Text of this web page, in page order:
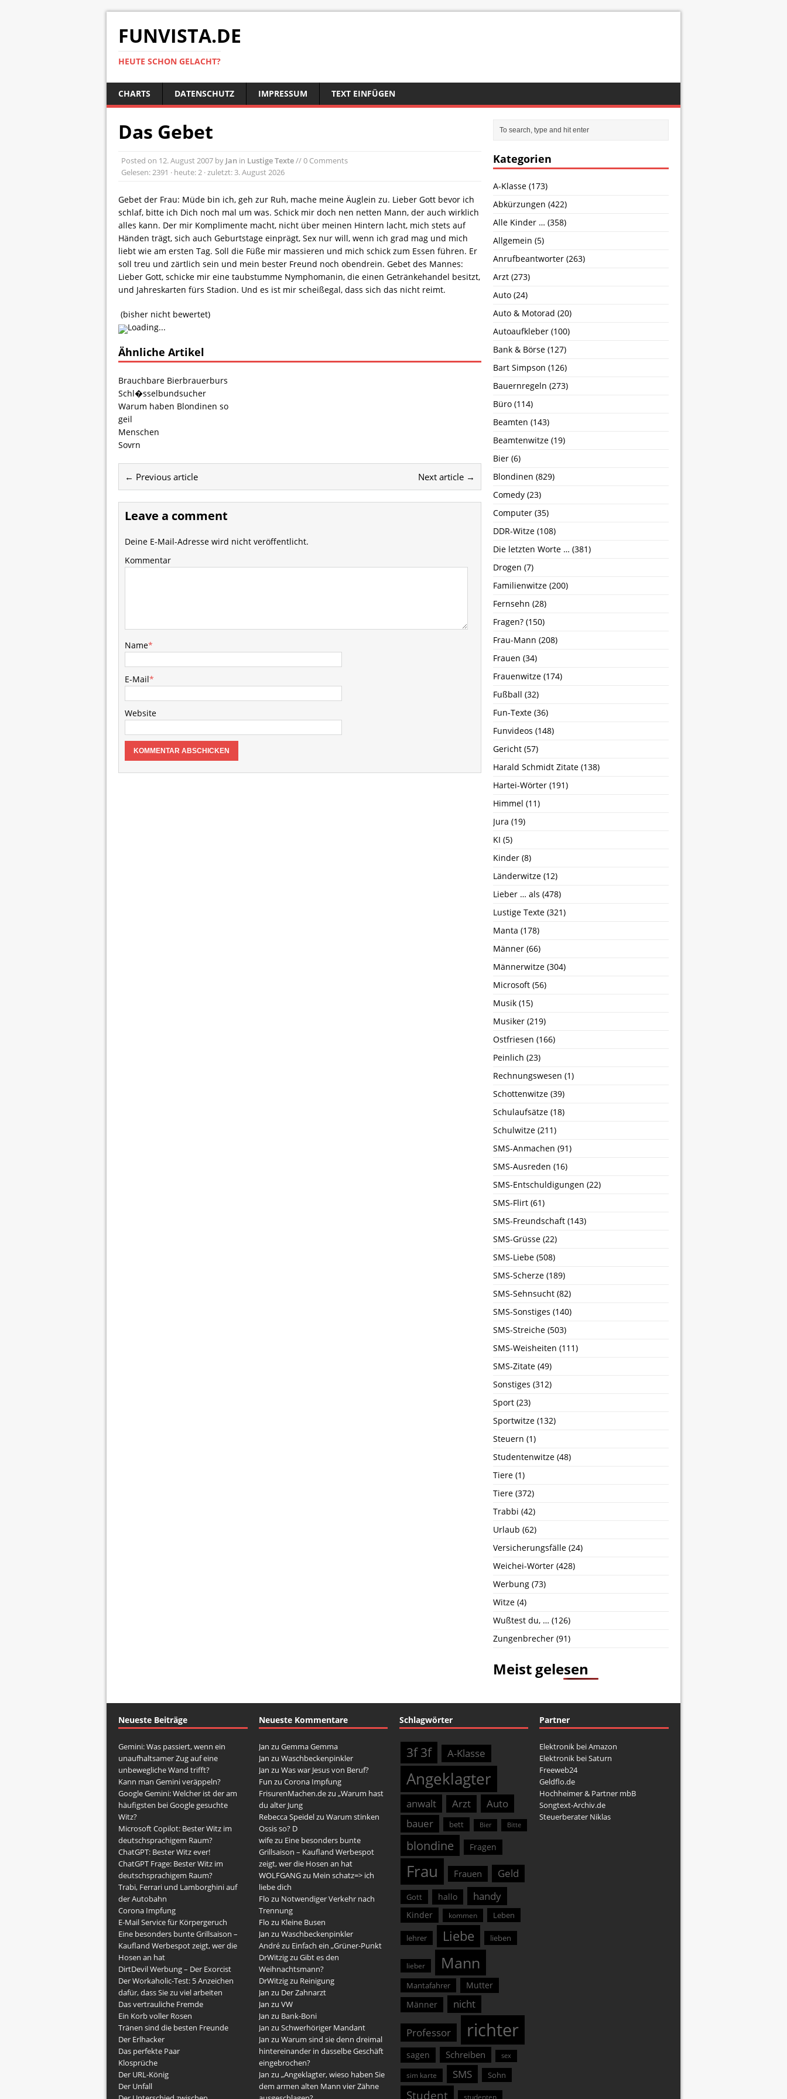
FUNVISTA.DE
HEUTE SCHON GELACHT?
CHARTS DATENSCHUTZ IMPRESSUM TEXT EINFÜGEN
Das Gebet
Posted on 12. August 2007 by Jan in Lustige Texte// 0 Comments
Gelesen: 2391 · heute: 2 · zuletzt: 3. August 2026
Gebet der Frau: Müde bin ich, geh zur Ruh, mache meine Äuglein zu. Lieber Gott bevor ich
schlaf, bitte ich Dich noch mal um was. Schick mir doch nen netten Mann, der auch wirklich
alles kann. Der mir Komplimente macht, nicht über meinen Hintern lacht, mich stets auf
Händen trägt, sich auch Geburtstage einprägt, Sex nur will, wenn ich grad mag und mich
liebt wie am ersten Tag. Soll die Füße mir massieren und mich schick zum Essen führen. Er
soll treu und zärtlich sein und mein bester Freund noch obendrein. Gebet des Mannes:
Lieber Gott, schicke mir eine taubstumme Nymphomanin, die einen Getränkehandel besitzt,
und Jahreskarten fürs Stadion. Und es ist mir scheißegal, dass sich das nicht reimt.
(bisher nicht bewertet)
Loading...
Ähnliche Artikel
Brauchbare Bierbrauerburs
Schl�sselbundsucher
Warum haben Blondinen so
geil
Menschen
Sovrn
← Previous article Next article →
Leave a comment
Deine E-Mail-Adresse wird nicht veröffentlicht.
Kommentar
Name*
E-Mail*
Website
Kategorien
A-Klasse (173)
Abkürzungen (422)
Alle Kinder … (358)
Allgemein (5)
Anrufbeantworter (263)
Arzt (273)
Auto (24)
Auto & Motorad (20)
Autoaufkleber (100)
Bank & Börse (127)
Bart Simpson (126)
Bauernregeln (273)
Büro (114)
Beamten (143)
Beamtenwitze (19)
Bier (6)
Blondinen (829)
Comedy (23)
Computer (35)
DDR-Witze (108)
Die letzten Worte … (381)
Drogen (7)
Familienwitze (200)
Fernsehn (28)
Fragen? (150)
Frau-Mann (208)
Frauen (34)
Frauenwitze (174)
Fußball (32)
Fun-Texte (36)
Funvideos (148)
Gericht (57)
Harald Schmidt Zitate (138)
Hartei-Wörter (191)
Himmel (11)
Jura (19)
KI (5)
Kinder (8)
Länderwitze (12)
Lieber … als (478)
Lustige Texte (321)
Manta (178)
Männer (66)
Männerwitze (304)
Microsoft (56)
Musik (15)
Musiker (219)
Ostfriesen (166)
Peinlich (23)
Rechnungswesen (1)
Schottenwitze (39)
Schulaufsätze (18)
Schulwitze (211)
SMS-Anmachen (91)
SMS-Ausreden (16)
SMS-Entschuldigungen (22)
SMS-Flirt (61)
SMS-Freundschaft (143)
SMS-Grüsse (22)
SMS-Liebe (508)
SMS-Scherze (189)
SMS-Sehnsucht (82)
SMS-Sonstiges (140)
SMS-Streiche (503)
SMS-Weisheiten (111)
SMS-Zitate (49)
Sonstiges (312)
Sport (23)
Sportwitze (132)
Steuern (1)
Studentenwitze (48)
Tiere (1)
Tiere (372)
Trabbi (42)
Urlaub (62)
Versicherungsfälle (24)
Weichei-Wörter (428)
Werbung (73)
Witze (4)
Wußtest du, … (126)
Zungenbrecher (91)
Meist gelesen
Neueste Beiträge
Gemini: Was passiert, wenn ein
unaufhaltsamer Zug auf eine
unbewegliche Wand trifft?
Kann man Gemini veräppeln?
Google Gemini: Welcher ist der am
häufigsten bei Google gesuchte
Witz?
Microsoft Copilot: Bester Witz im
deutschsprachigem Raum?
ChatGPT: Bester Witz ever!
ChatGPT Frage: Bester Witz im
deutschsprachigem Raum?
Trabi, Ferrari und Lamborghini auf
der Autobahn
Corona Impfung
E-Mail Service für Körpergeruch
Eine besonders bunte Grillsaison –
Kaufland Werbespot zeigt, wer die
Hosen an hat
DirtDevil Werbung – Der Exorcist
Der Workaholic-Test: 5 Anzeichen
dafür, dass Sie zu viel arbeiten
Das vertrauliche Fremde
Ein Korb voller Rosen
Tränen sind die besten Freunde
Der Erlhacker
Das perfekte Paar
Klosprüche
Der URL-König
Der Unfall
Neueste Kommentare
Jan zu Gemma Gemma
Jan zu Waschbeckenpinkler
Jan zu Was war Jesus von Beruf?
Fun zu Corona Impfung
FrisurenMachen.dezu „Warum hast
du alter Jung
Rebecca Speidelzu Warum stinken
Ossis so? D
wifezu Eine besonders bunte
Grillsaison – Kaufland Werbespot
zeigt, wer die Hosen an hat
WOLFGANGzu Mein schatz=> ich
liebe dich
Flo zu Notwendiger Verkehr nach
Trennung
Flo zu Kleine Busen
Jan zu Waschbeckenpinkler
Andrézu Einfach ein „Grüner-Punkt
DrWitzigzu Gibt es den
Weihnachtsmann?
DrWitzigzu Reinigung
Jan zu Der Zahnarzt
Jan zu VW
Jan zu Bank-Boni
Jan zu Schwerhöriger Mandant
Jan zu Warum sind sie denn dreimal
hintereinander in dasselbe Geschäft
eingebrochen?
Jan zu „Angeklagter, wieso haben Sie
dem armen alten Mann vier Zähne
Schlagwörter
3f 3f A-Klasse
Angeklagter
anwalt Arzt
Auto
bauer
bett Bier Bitte
blondine Fragen
Frau Frauen Geld
Gott hallo handy
Kinder kommen Leben
lehrer Liebe lieben
lieber Mann
Mantafahrer
Mutter
Männer
nicht
Professor richter
sagen Schreiben sex
sim karte SMS Sohn
Student studenten
Partner
Elektronik bei Amazon
Elektronik bei Saturn
Freeweb24
Geldflo.de
Hochheimer & Partner mbB
Songtext-Archiv.de
Steuerberater Niklas